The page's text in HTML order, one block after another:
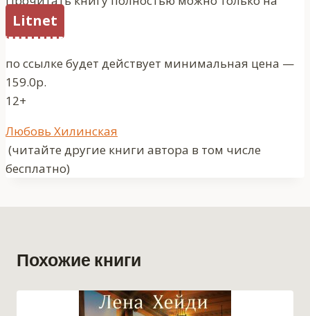
Litnet
по ссылке будет действует минимальная цена —
159.0р.
12+
Метки
записи:
Любовь Хилинская
(читайте другие книги автора в том числе
бесплатно)
Похожие книги